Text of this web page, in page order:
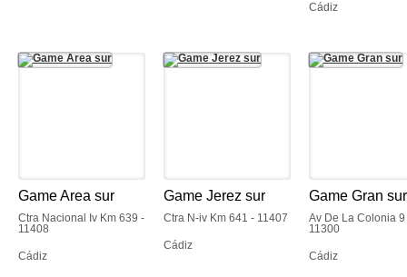
Cádiz
Game Area sur
Ctra Nacional Iv Km 639 -
11408
Cádiz
Game Jerez sur
Ctra N-iv Km 641 - 11407
Cádiz
Game Gran sur
Av De La Colonia 9
11300
Cádiz